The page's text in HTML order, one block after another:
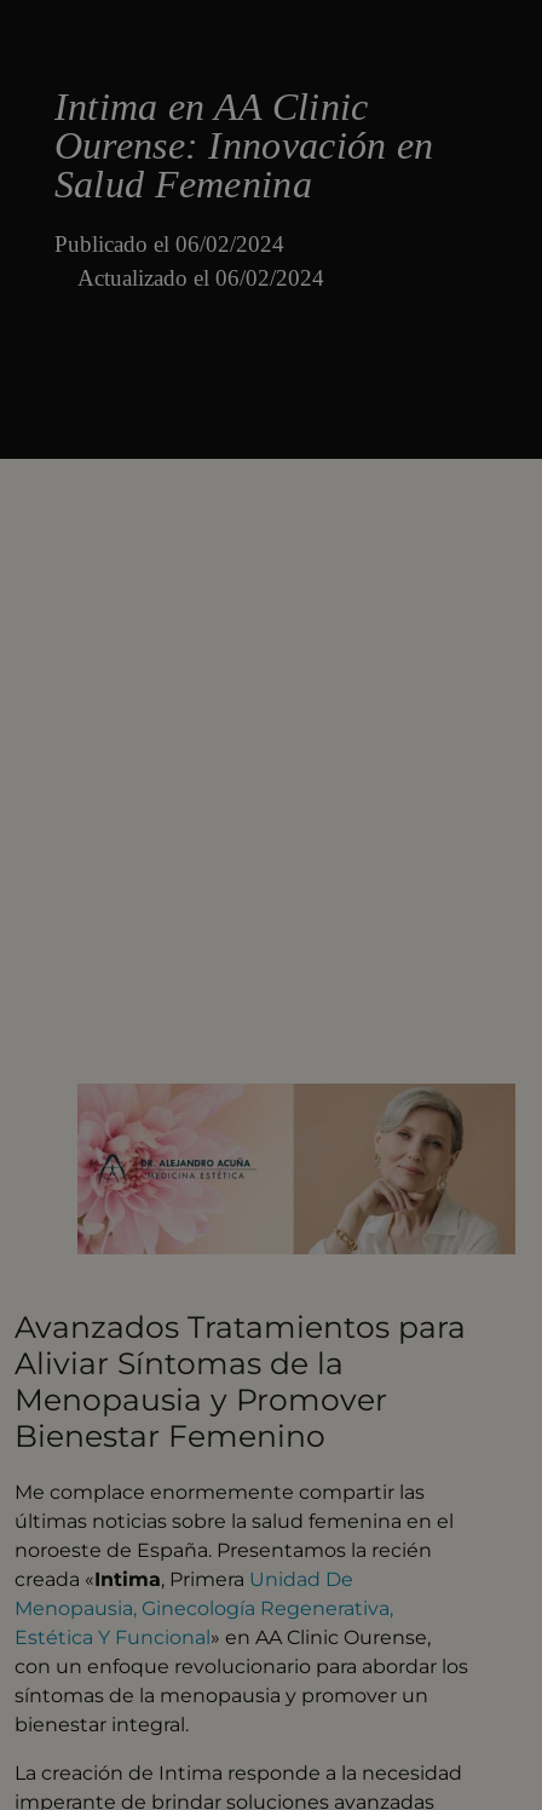
Intima en AA Clinic
Ourense: Innovación en
Salud Femenina
Publicado el 06/02/2024
Actualizado el 06/02/2024
Avanzados Tratamientos para
Aliviar Síntomas de la
Menopausia y Promover
Bienestar Femenino
Me complace enormemente compartir las
últimas noticias sobre la salud femenina en el
noroeste de España. Presentamos la recién
creada «Intima, Primera Unidad De
Menopausia, Ginecología Regenerativa,
Estética Y Funcional» en AA Clinic Ourense,
con un enfoque revolucionario para abordar los
síntomas de la menopausia y promover un
bienestar integral.
La creación de Intima responde a la necesidad
imperante de brindar soluciones avanzadas